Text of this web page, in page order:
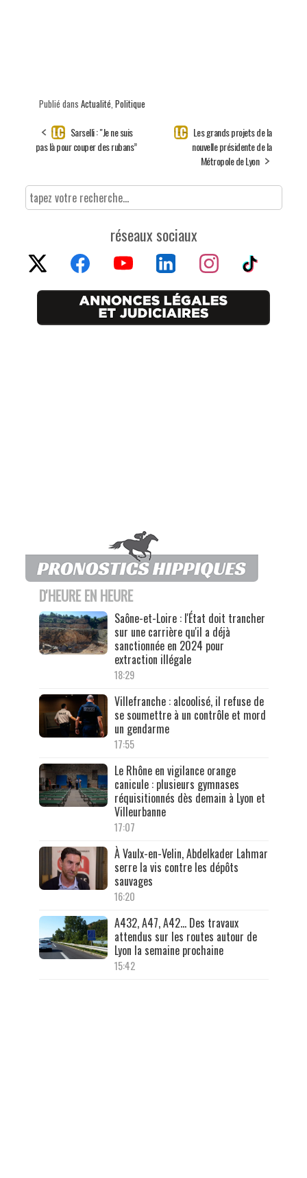
Publié dans Actualité, Politique
Sarselli : "Je ne suis
pas là pour couper des rubans”
Les grands projets de la
nouvelle présidente de la
Métropole de Lyon
réseaux sociaux
D'HEURE EN HEURE
Saône-et-Loire : l'État doit trancher
sur une carrière qu'il a déjà
sanctionnée en 2024 pour
extraction illégale
18:29
Villefranche : alcoolisé, il refuse de
se soumettre à un contrôle et mord
un gendarme
17:55
Le Rhône en vigilance orange
canicule : plusieurs gymnases
réquisitionnés dès demain à Lyon et
Villeurbanne
17:07
À Vaulx-en-Velin, Abdelkader Lahmar
serre la vis contre les dépôts
sauvages
16:20
A432, A47, A42… Des travaux
attendus sur les routes autour de
Lyon la semaine prochaine
15:42